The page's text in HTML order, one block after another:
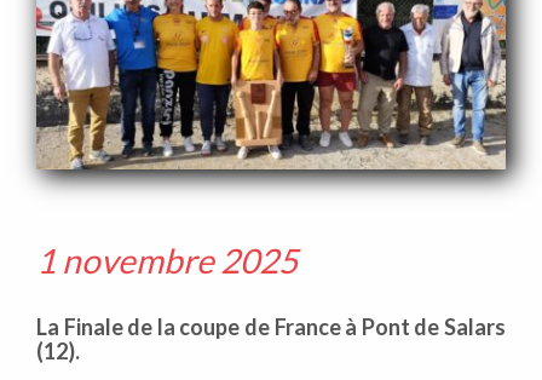
1 novembre 2025
La Finale de la coupe de France à Pont de Salars
(12).